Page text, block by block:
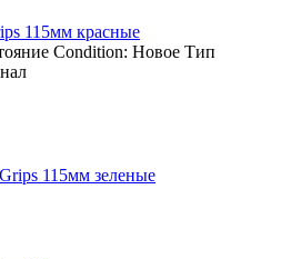
115мм красные
Condition: Новое Тип